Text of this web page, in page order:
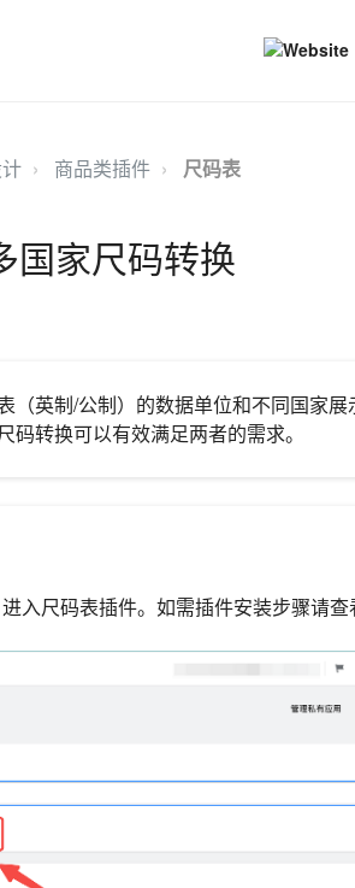
商品类插件 尺码表
国家尺码转换
（英制/公制）的数据单位和不同国家
转换可以有效满足两者的需求。
入尺码表插件。如需插件安装步骤请